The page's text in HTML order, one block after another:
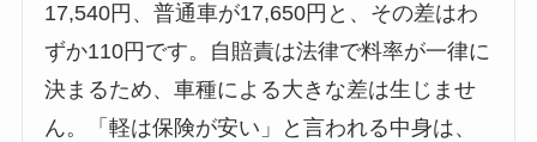
17,540円、普通車が17,650円と、その差はわ
ずか110円です。自賠責は法律で料率が一律に
決まるため、車種による大きな差は生じませ
ん。「軽は保険が安い」と言われる中身は、